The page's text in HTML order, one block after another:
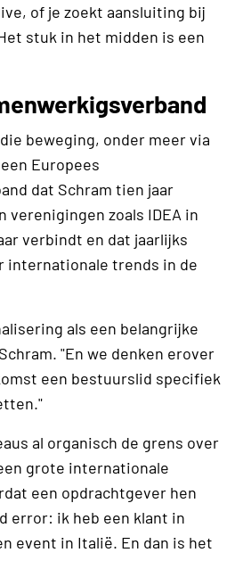
of je zoekt aansluiting bij
stuk in het midden is een
beweging, onder meer via
Europees
dat Schram tien jaar
verenigingen zoals IDEA in
verbindt en dat jaarlijks
internationale trends in de
als een belangrijke
"En we denken erover
een bestuurslid specifiek
al organisch de grens over
grote internationale
een opdrachtgever hen
error: ik heb een klant in
event in Italië. En dan is het